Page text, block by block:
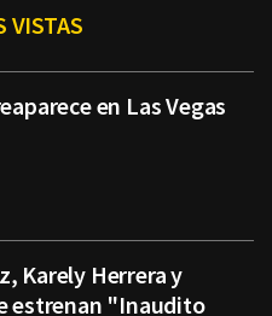
VISTAS
en Las Vegas
Karely Herrera y
estrenan "Inaudito